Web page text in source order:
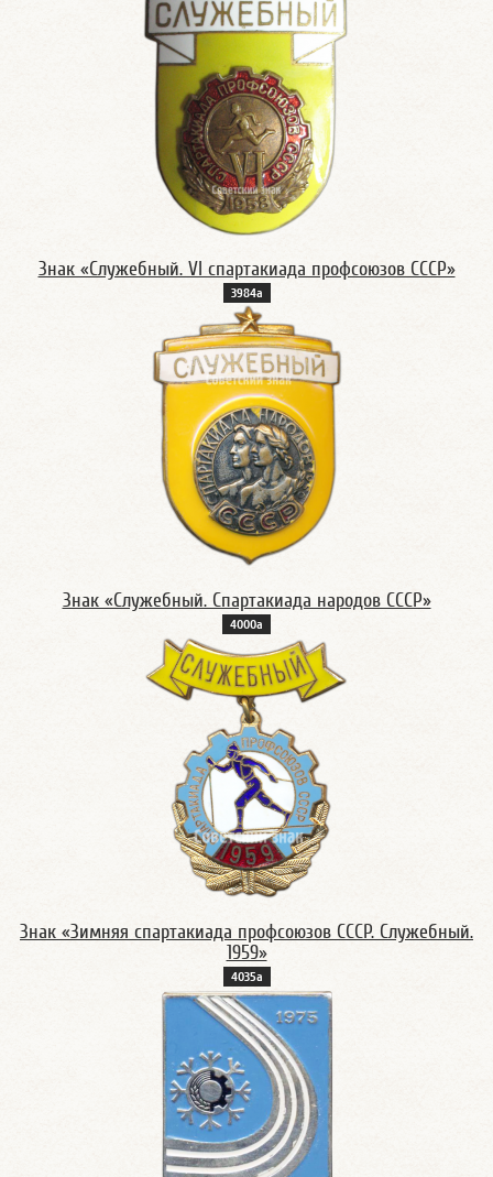
Знак «Служебный. VI спартакиада профсоюзов СССР»
3984а
Знак «Служебный. Спартакиада народов СССР»
4000а
Знак «Зимняя спартакиада профсоюзов СССР. Служебный.
1959»
4035а